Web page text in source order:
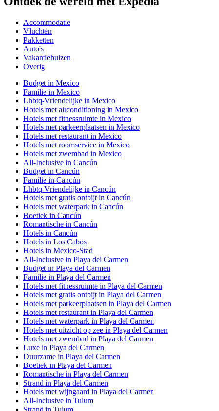
Accommodatie
Vluchten
Pakketten
Auto's
Vakantiehuizen
Overig
Budget in Mexico
Familie in Mexico
Lhbtq-Vriendelijke in Mexico
Hotels met airconditioning in Mexico
Hotels met fitnessruimte in Mexico
Hotels met parkeerplaatsen in Mexico
Hotels met restaurant in Mexico
Hotels met roomservice in Mexico
Hotels met zwembad in Mexico
All-Inclusive in Cancún
Budget in Cancún
Familie in Cancún
Lhbtq-Vriendelijke in Cancún
Hotels met gratis ontbijt in Cancún
Hotels met waterpark in Cancún
Boetiek in Cancún
Romantische in Cancún
Hotels in Cancún
Hotels in Los Cabos
Hotels in Mexico-Stad
All-Inclusive in Playa del Carmen
Budget in Playa del Carmen
Familie in Playa del Carmen
Hotels met fitnessruimte in Playa del Carmen
Hotels met gratis ontbijt in Playa del Carmen
Hotels met parkeerplaatsen in Playa del Carmen
Hotels met restaurant in Playa del Carmen
Hotels met waterpark in Playa del Carmen
Hotels met uitzicht op zee in Playa del Carmen
Hotels met zwembad in Playa del Carmen
Luxe in Playa del Carmen
Duurzame in Playa del Carmen
Boetiek in Playa del Carmen
Romantische in Playa del Carmen
Strand in Playa del Carmen
Hotels met wijngaard in Playa del Carmen
All-Inclusive in Tulum
Strand in Tulum